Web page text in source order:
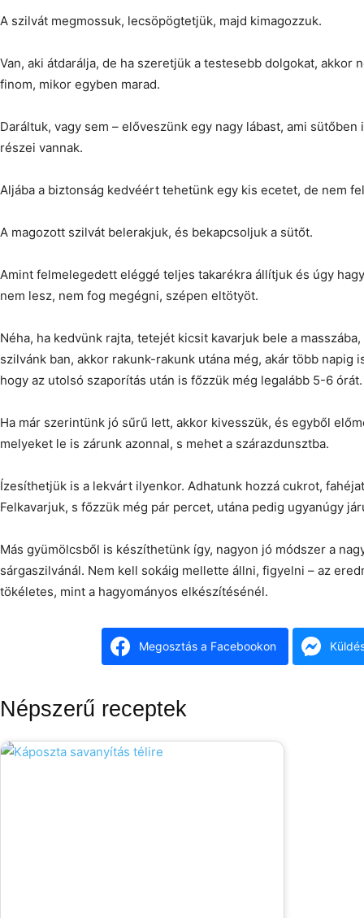
A szilvát megmossuk, lecsöpögtetjük, majd kimagozzuk.
Van, aki átdarálja, de ha szeretjük a testesebb dolgokat, akkor
finom, mikor egyben marad.
Daráltuk, vagy sem – előveszünk egy nagy lábast, ami
részei vannak.
Aljába a biztonság kedvéért tehetünk egy kis ecetet, de nem
A magozott szilvát belerakjuk, és bekapcsoljuk a sütőt.
Amint felmelegedett eléggé teljes takarékra állítjuk és úgy
nem lesz, nem fog megégni, szépen eltötyöt.
Néha, ha kedvünk rajta, tetejét kicsit kavarjuk bele a
szilvánk ban, akkor rakunk-rakunk utána még, akár több napig
hogy az utolsó szaporítás után is főzzük még legalább 5-6 órát.
Ha már szerintünk jó sűrű lett, akkor kivesszük, és egyből
melyeket le is zárunk azonnal, s mehet a szárazdunsztba.
Ízesíthetjük is a lekvárt ilyenkor. Adhatunk hozzá cukrot,
Felkavarjuk, s főzzük még pár percet, utána pedig ugyanúgy
Más gyümölcsből is készíthetünk így, nagyon jó módszer a
sárgaszilvánál. Nem kell sokáig mellette állni, figyelni – az
tökéletes, mint a hagyományos elkészítésénél.
Megosztás a Facebookon
Népszerű receptek